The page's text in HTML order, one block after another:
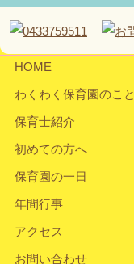
HOME
わくわく保育園のこと
保育士紹介
初めての方へ
保育園の一日
年間行事
アクセス
お問い合わせ